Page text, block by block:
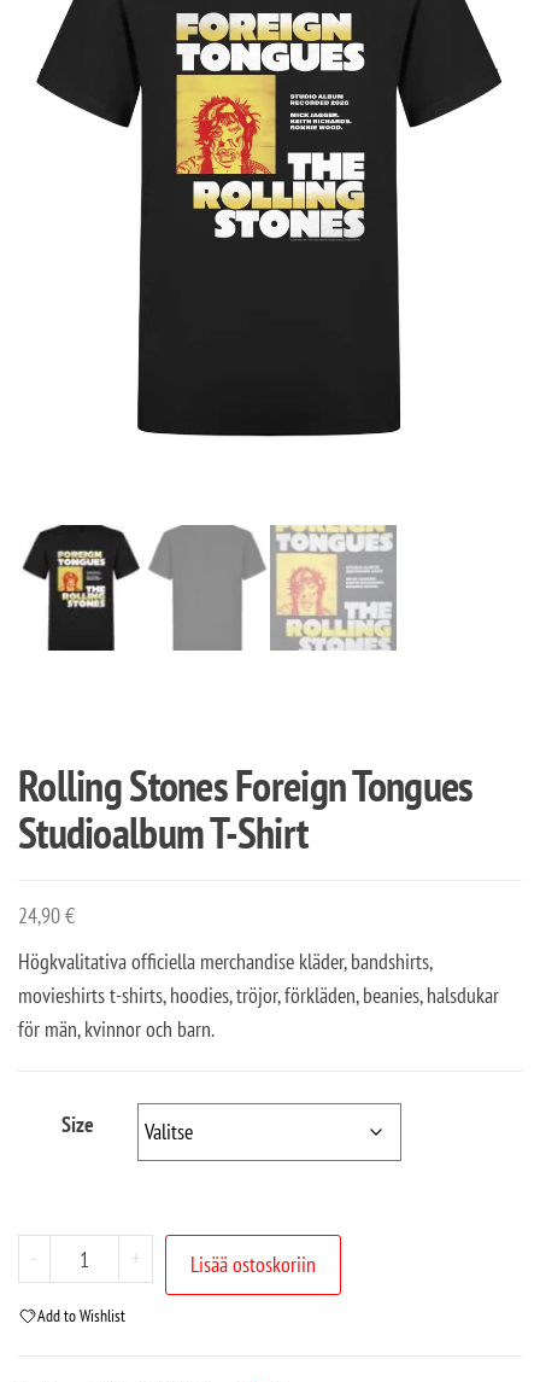
Rolling Stones Foreign Tongues
Studioalbum T-Shirt
24,90€
Högkvalitativa officiella merchandise kläder, bandshirts,
movieshirts t-shirts, hoodies, tröjor, förkläden, beanies, halsdukar
för män, kvinnor och barn.
Size
- + Lisää ostoskoriin
Add to Wishlist